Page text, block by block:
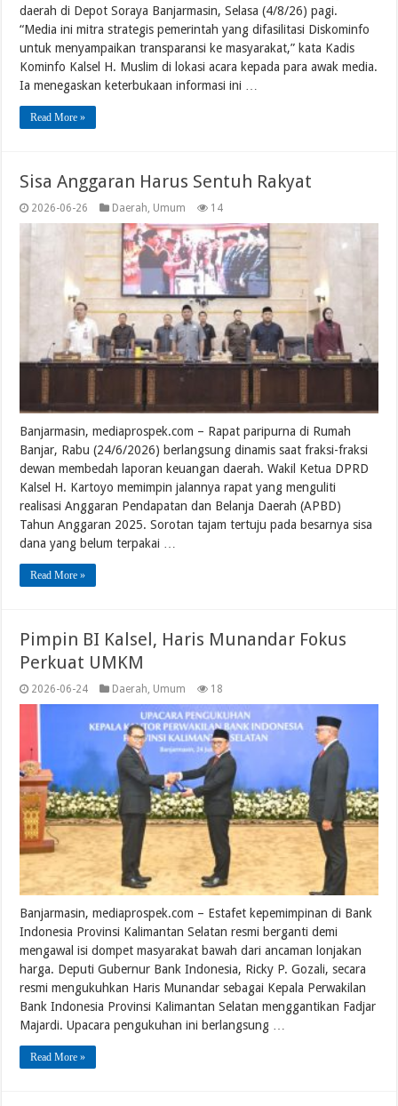
daerah di Depot Soraya Banjarmasin, Selasa (4/8/26) pagi.
“Media ini mitra strategis pemerintah yang difasilitasi Diskominfo
untuk menyampaikan transparansi ke masyarakat,” kata Kadis
Kominfo Kalsel H. Muslim di lokasi acara kepada para awak media.
Ia menegaskan keterbukaan informasi ini …
Read More »
Sisa Anggaran Harus Sentuh Rakyat
2026-06-26 Daerah Umum 14
Banjarmasin, mediaprospek.com – Rapat paripurna di Rumah
Banjar, Rabu (24/6/2026) berlangsung dinamis saat fraksi-fraksi
dewan membedah laporan keuangan daerah. Wakil Ketua DPRD
Kalsel H. Kartoyo memimpin jalannya rapat yang menguliti
realisasi Anggaran Pendapatan dan Belanja Daerah (APBD)
Tahun Anggaran 2025. Sorotan tajam tertuju pada besarnya sisa
dana yang belum terpakai …
Read More »
Pimpin BI Kalsel, Haris Munandar Fokus
Perkuat UMKM
2026-06-24 Daerah, Umum 18
Banjarmasin, mediaprospek.com – Estafet kepemimpinan di Bank
Indonesia Provinsi Kalimantan Selatan resmi berganti demi
mengawal isi dompet masyarakat bawah dari ancaman lonjakan
harga. Deputi Gubernur Bank Indonesia, Ricky P. Gozali, secara
resmi mengukuhkan Haris Munandar sebagai Kepala Perwakilan
Bank Indonesia Provinsi Kalimantan Selatan menggantikan Fadjar
Majardi. Upacara pengukuhan ini berlangsung …
Read More »